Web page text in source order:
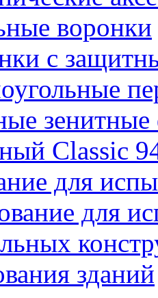
воронки
с
Classic
для
для
зданий